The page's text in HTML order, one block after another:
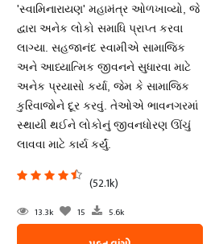
'સ્વામિનારાયણ' મહામંત્ર ઓળખાવ્યો, જે
દ્વારા અનેક લોકો સમાધિ પ્રાપ્ત કરવા
લાગ્યા. સહજાનંદ સ્વામીએ સામાજિક
અને આધ્યાત્મિક જીવનને સુધારવા માટે
અનેક પ્રયાસો કર્યા, જેમ કે સામાજિક
કુરિવાજોને દૂર કરવું. તેઓએ ભાવનગરમાં
સ્થાયી થઈને લોકોનું જીવનધોરણ ઊંચું
લાવવા માટે કાર્ય કર્યું.
(52.1k)
13.3k 15 5.6k